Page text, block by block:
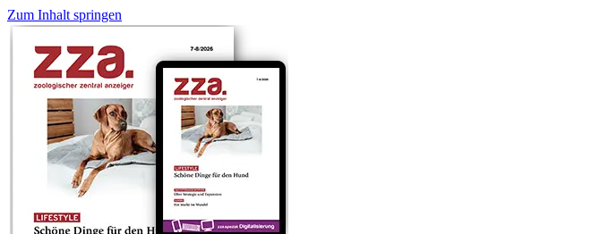
Zum Inhalt springen